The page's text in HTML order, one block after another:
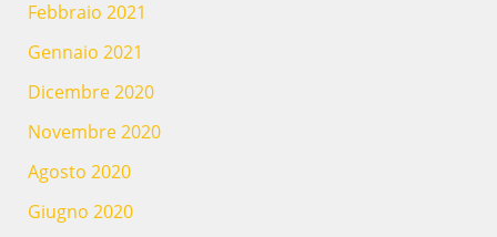
Febbraio 2021
Gennaio 2021
Dicembre 2020
Novembre 2020
Agosto 2020
Giugno 2020